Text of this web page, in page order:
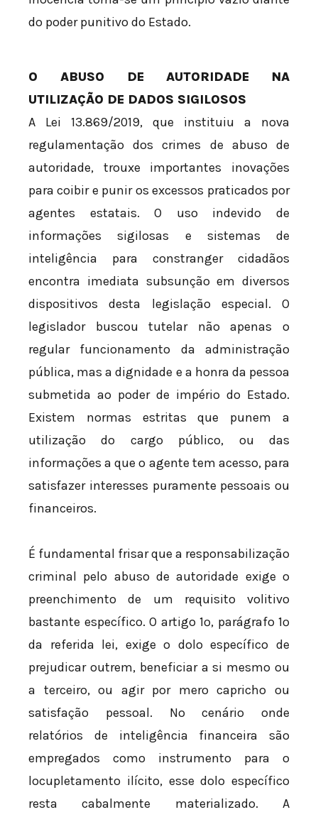
do poder punitivo do Estado.
O ABUSO DE AUTORIDADE NA
UTILIZAÇÃO DE DADOS SIGILOSOS
A Lei 13.869/2019, que instituiu a nova
regulamentação dos crimes de abuso de
autoridade, trouxe importantes inovações
para coibir e punir os excessos praticados por
agentes estatais. O uso indevido de
informações sigilosas e sistemas de
inteligência para constranger cidadãos
encontra imediata subsunção em diversos
dispositivos desta legislação especial. O
legislador buscou tutelar não apenas o
regular funcionamento da administração
pública, mas a dignidade e a honra da pessoa
submetida ao poder de império do Estado.
Existem normas estritas que punem a
utilização do cargo público, ou das
informações a que o agente tem acesso, para
satisfazer interesses puramente pessoais ou
financeiros.
É fundamental frisar que a responsabilização
criminal pelo abuso de autoridade exige o
preenchimento de um requisito volitivo
bastante específico. O artigo 1º, parágrafo 1º
da referida lei, exige o dolo específico de
prejudicar outrem, beneficiar a si mesmo ou
a terceiro, ou agir por mero capricho ou
satisfação pessoal. No cenário onde
relatórios de inteligência financeira são
empregados como instrumento para o
locupletamento ilícito, esse dolo específico
resta cabalmente materializado. A